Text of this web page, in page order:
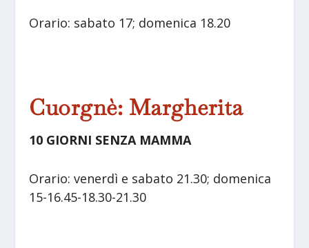
Orario: sabato 17; domenica 18.20
Cuorgnè: Margherita
10 GIORNI SENZA MAMMA
Orario: venerdì e sabato 21.30; domenica
15-16.45-18.30-21.30